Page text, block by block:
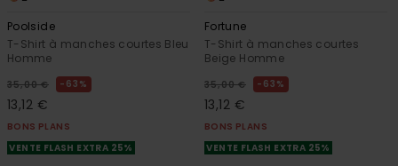
Poolside
T-Shirt à manches courtes Bleu
Homme
35,00 € 63%
13,12 €
BONS PLANS
VENTE FLASH EXTRA 25%
Fortune
T-Shirt à manches courtes
Beige Homme
35,00 € 63%
13,12 €
BONS PLANS
VENTE FLASH EXTRA 25%